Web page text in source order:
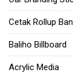
Cetak Rollup
Baliho Billboard
Acrylic Media